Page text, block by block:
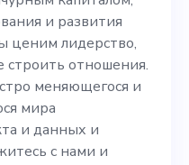
развития
Мы
настрой
строить
вы в
и развития
ценим лидерство,
строить отношения.
меняющегося и
мира
и данных и
с нами и